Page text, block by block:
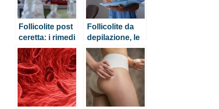
Follicolite post
ceretta: i rimedi
Follicolite da
depilazione, le
cause e i rimedi
naturali